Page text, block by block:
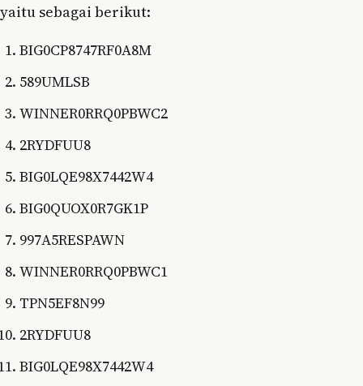
yaitu sebagai berikut:
BIG0CP8747RF0A8M
589UMLSB
WINNER0RRQ0PBWC2
2RYDFUU8
BIG0LQE98X7442W4
BIG0QUOX0R7GK1P
997A5RESPAWN
WINNER0RRQ0PBWC1
TPN5EF8N99
2RYDFUU8
BIG0LQE98X7442W4